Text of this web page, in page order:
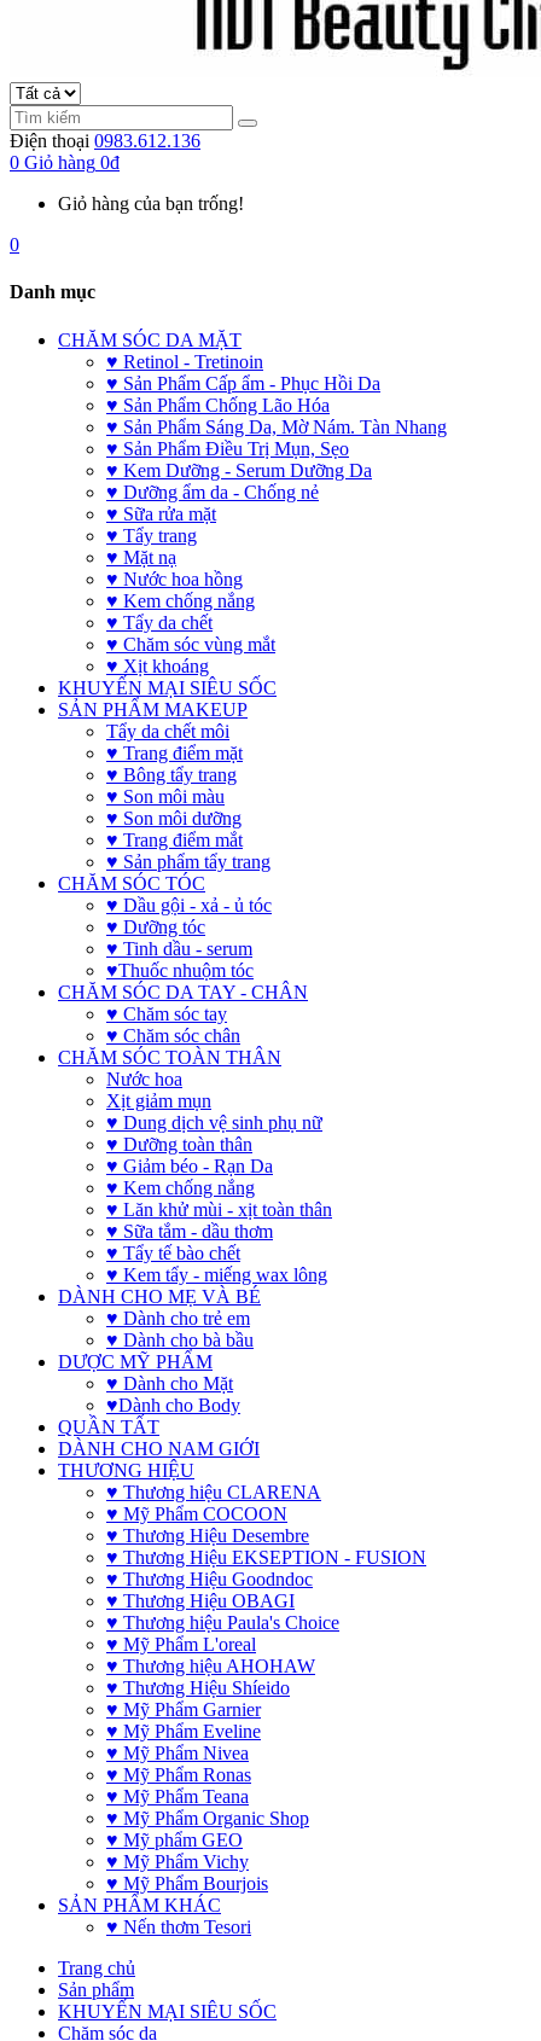
Điện thoại 0983.612.136
0 Giỏ hàng 0đ
Giỏ hàng của bạn trống!
0
Danh mục
CHĂM SÓC DA MẶT
♥ Retinol - Tretinoin
♥ Sản Phẩm Cấp ẩm - Phục Hồi Da
♥ Sản Phẩm Chống Lão Hóa
♥ Sản Phẩm Sáng Da, Mờ Nám. Tàn Nhang
♥ Sản Phẩm Điều Trị Mụn, Sẹo
♥ Kem Dưỡng - Serum Dưỡng Da
♥ Dưỡng ẩm da - Chống nẻ
♥ Sữa rửa mặt
♥ Tẩy trang
♥ Mặt nạ
♥ Nước hoa hồng
♥ Kem chống nắng
♥ Tẩy da chết
♥ Chăm sóc vùng mắt
♥ Xịt khoáng
KHUYẾN MẠI SIÊU SỐC
SẢN PHẨM MAKEUP
Tẩy da chết môi
♥ Trang điểm mặt
♥ Bông tẩy trang
♥ Son môi màu
♥ Son môi dưỡng
♥ Trang điểm mắt
♥ Sản phẩm tẩy trang
CHĂM SÓC TÓC
♥ Dầu gội - xả - ủ tóc
♥ Dưỡng tóc
♥ Tinh dầu - serum
♥Thuốc nhuộm tóc
CHĂM SÓC DA TAY - CHÂN
♥ Chăm sóc tay
♥ Chăm sóc chân
CHĂM SÓC TOÀN THÂN
Nước hoa
Xịt giảm mụn
♥ Dung dịch vệ sinh phụ nữ
♥ Dưỡng toàn thân
♥ Giảm béo - Rạn Da
♥ Kem chống nắng
♥ Lăn khử mùi - xịt toàn thân
♥ Sữa tắm - dầu thơm
♥ Tẩy tế bào chết
♥ Kem tẩy - miếng wax lông
DÀNH CHO MẸ VÀ BÉ
♥ Dành cho trẻ em
♥ Dành cho bà bầu
DƯỢC MỸ PHẨM
♥ Dành cho Mặt
♥Dành cho Body
QUẦN TẤT
DÀNH CHO NAM GIỚI
THƯƠNG HIỆU
♥ Thương hiệu CLARENA
♥ Mỹ Phẩm COCOON
♥ Thương Hiệu Desembre
♥ Thương Hiệu EKSEPTION - FUSION
♥ Thương Hiệu Goodndoc
♥ Thương Hiệu OBAGI
♥ Thương hiệu Paula's Choice
♥ Mỹ Phẩm L'oreal
♥ Thương hiệu AHOHAW
♥ Thương Hiệu Shíeido
♥ Mỹ Phẩm Garnier
♥ Mỹ Phẩm Eveline
♥ Mỹ Phẩm Nivea
♥ Mỹ Phẩm Ronas
♥ Mỹ Phẩm Teana
♥ Mỹ Phẩm Organic Shop
♥ Mỹ phẩm GEO
♥ Mỹ Phẩm Vichy
♥ Mỹ Phẩm Bourjois
SẢN PHẨM KHÁC
♥ Nến thơm Tesori
Trang chủ
Sản phẩm
KHUYẾN MẠI SIÊU SỐC
Chăm sóc da